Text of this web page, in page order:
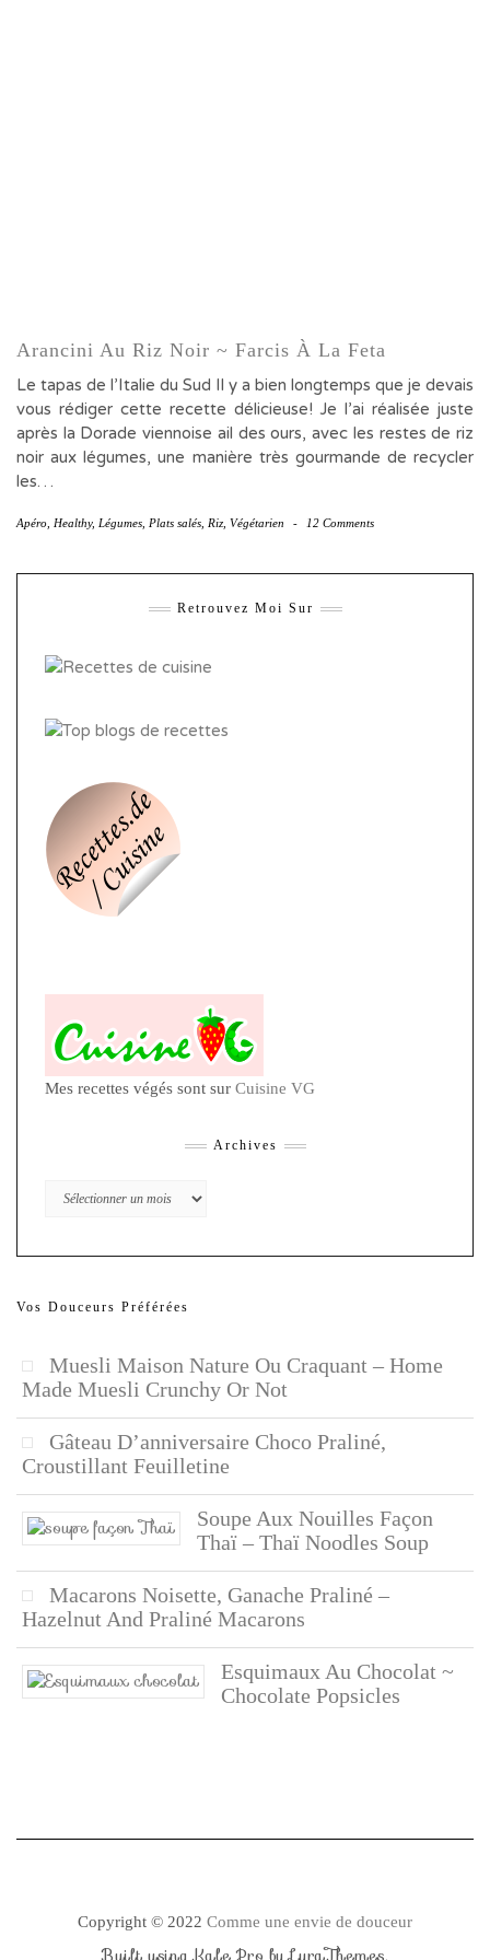
Arancini Au Riz Noir ~ Farcis À La Feta
Le tapas de l’Italie du Sud Il y a bien longtemps que je devais
vous rédiger cette recette délicieuse! Je l’ai réalisée juste
après la Dorade viennoise ail des ours, avec les restes de riz
noir aux légumes, une manière très gourmande de recycler
les…
Apéro Healthy, Légumes Plats salés Riz Végétarien - 12 Comments
Retrouvez Moi Sur
Mes recettes végés sont sur Cuisine VG
Archives
Archives
Vos Douceurs Préférées
Muesli Maison Nature Ou Craquant – Home
Made Muesli Crunchy Or Not
Gâteau D’anniversaire Choco Praliné,
Croustillant Feuilletine
Soupe Aux Nouilles Façon
Thaï – Thaï Noodles Soup
Macarons Noisette, Ganache Praliné –
Hazelnut And Praliné Macarons
Esquimaux Au Chocolat ~
Chocolate Popsicles
Copyright © 2022 Comme une envie de douceur